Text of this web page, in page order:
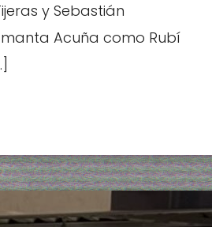
y Sebastián
Acuña como Rubí